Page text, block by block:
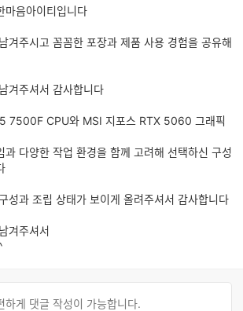
추
가
마음아이티입니다
겨주시고 꼼꼼한 포장과 제품 사용 경험을 공유해
겨주셔서 감사합니다
7500F CPU와 MSI 지포스 RTX 5060 그래픽
과 다양한 작업 환경을 함께 고려해 선택하신 구성
성과 조립 상태가 보이게 올려주셔서 감사합니다
겨주셔서